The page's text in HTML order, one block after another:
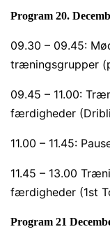
Program 20.
09.30 – 09.45:
træningsgrupper
09.45 – 11.00:
færdigheder
11.00 – 11.45:
11.45 – 13.00
færdigheder (1st
Program 21